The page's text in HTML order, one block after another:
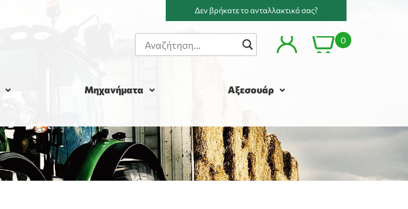
Δεν βρήκατε το ανταλλακτικό σας?
0
Μηχανήματα Αξεσουάρ